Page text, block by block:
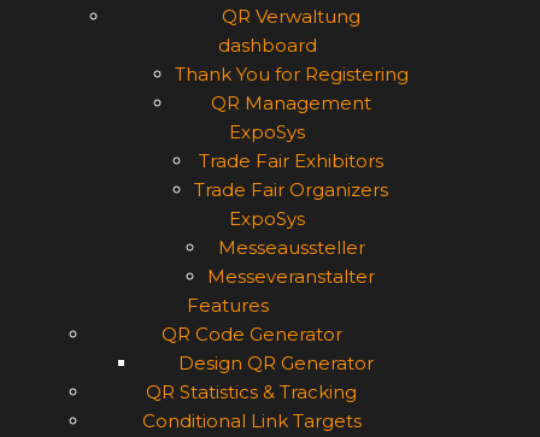
QR Verwaltung
dashboard
Thank You for Registering
QR Management
ExpoSys
Trade Fair Exhibitors
Trade Fair Organizers
ExpoSys
Messeaussteller
Messeveranstalter
Features
QR Code Generator
Design QR Generator
QR Statistics & Tracking
Conditional Link Targets